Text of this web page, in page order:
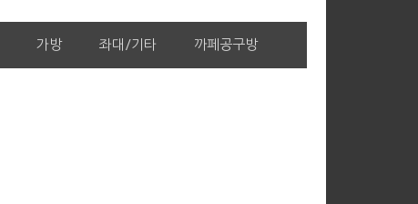
가방 좌대/기타 까페공구방